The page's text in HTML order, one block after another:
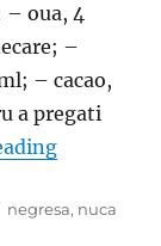
– oua, 4
–
– cacao,
a pregati
“Cum se
Tags
negresa, nuca